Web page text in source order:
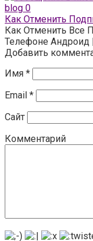
blog 0
Как Отменить
Как Отменить Все
Телефоне Андроид
Добавить
Имя *
Email *
Сайт
Комментарий